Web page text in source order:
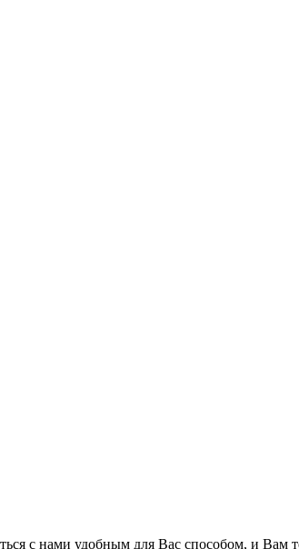
с нами удобным для Вас способом, и